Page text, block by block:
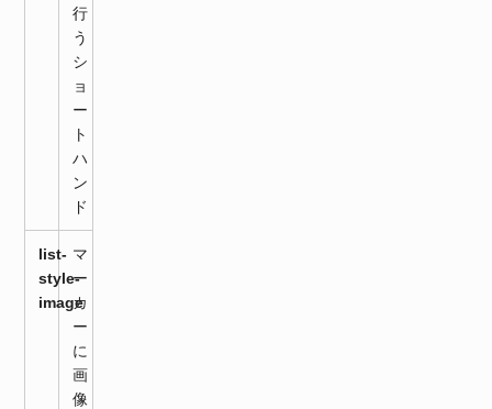
行
う
シ
ョ
ー
ト
ハ
ン
ド
list-
style-
image
マ
ー
カ
ー
に
画
像